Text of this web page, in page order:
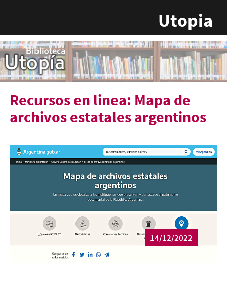
Utopia
Recursos en linea: Mapa de
archivos estatales argentinos
14/12/2022